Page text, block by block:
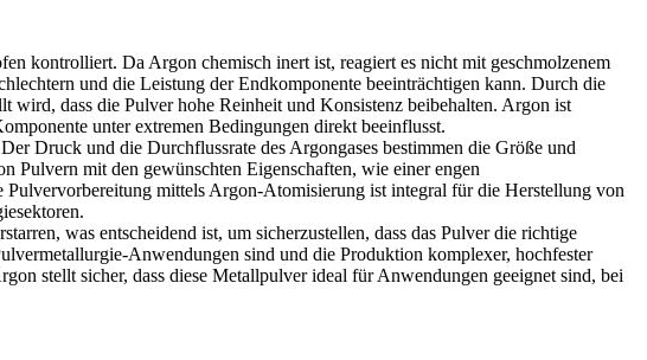
kontrolliert. Da Argon chemisch inert ist, reagiert es nicht mit geschmolzenem
und die Leistung der Endkomponente beeinträchtigen kann. Durch die
dass die Pulver hohe Reinheit und Konsistenz beibehalten. Argon ist
unter extremen Bedingungen direkt beeinflusst.
Druck und die Durchflussrate des Argongases bestimmen die Größe und
Pulvern mit den gewünschten Eigenschaften, wie einer engen
Pulvervorbereitung mittels Argon-Atomisierung ist integral für die Herstellung von
was entscheidend ist, um sicherzustellen, dass das Pulver die richtige
-Anwendungen sind und die Produktion komplexer, hochfester
stellt sicher, dass diese Metallpulver ideal für Anwendungen geeignet sind, bei